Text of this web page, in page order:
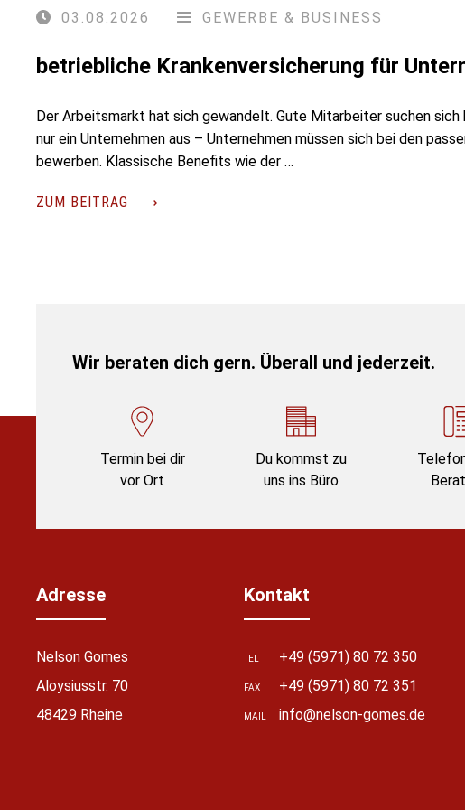
03.08.2026 GEWERBE & BUSINESS
betriebliche Krankenversicherung für
Der Arbeitsmarkt hat sich gewandelt. Gute Mitarbeiter suchen sich
nur ein Unternehmen aus – Unternehmen müssen sich bei den
bewerben. Klassische Benefits wie der …
ZUM BEITRAG ⟶
Wir beraten dich gern. Überall und jederzeit.
Termin bei dir
vor Ort
Du kommst zu
uns ins Büro
Adresse
Nelson Gomes
Aloysiusstr. 70
48429 Rheine
Kontakt
TEL +49 (5971) 80 72 350
FAX +49 (5971) 80 72 351
MAIL info@nelson-gomes.de